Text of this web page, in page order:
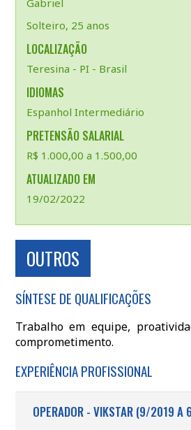
Gabriel
Solteiro, 25 anos
LOCALIZAÇÃO
Teresina - PI - Brasil
IDIOMAS
Espanhol Intermediário
PRETENSÃO SALARIAL
R$ 1.000,00 a 1.500,00
ATUALIZADO EM
19/02/2022
OUTROS
SÍNTESE DE QUALIFICAÇÕES
Trabalho em equipe,
comprometimento.
EXPERIÊNCIA PROFISSIONAL
OPERADOR - VIKSTAR (9/2019